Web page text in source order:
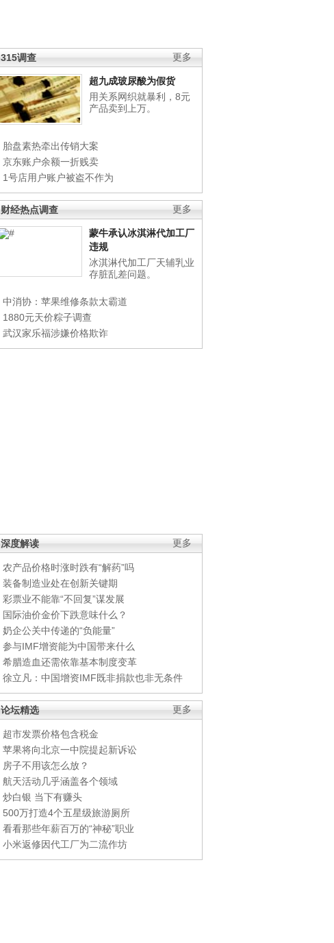
更多
315调查
超九成玻尿酸为假货
用关系网织就暴利，8元
产品卖到上万。
胎盘素热牵出传销大案
京东账户余额一折贱卖
1号店用户账户被盗不作为
更多
财经热点调查
蒙牛承认冰淇淋代加工厂
违规
冰淇淋代加工厂天辅乳业
存脏乱差问题。
中消协：苹果维修条款太霸道
1880元天价粽子调查
武汉家乐福涉嫌价格欺诈
更多
深度解读
农产品价格时涨时跌有“解药”吗
装备制造业处在创新关键期
彩票业不能靠“不回复”谋发展
国际油价金价下跌意味什么？
奶企公关中传递的“负能量”
参与IMF增资能为中国带来什么
希腊造血还需依靠基本制度变革
徐立凡：中国增资IMF既非捐款也非无条件
更多
论坛精选
超市发票价格包含税金
苹果将向北京一中院提起新诉讼
房子不用该怎么放？
航天活动几乎涵盖各个领域
炒白银 当下有赚头
500万打造4个五星级旅游厕所
看看那些年薪百万的“神秘”职业
小米返修因代工厂为二流作坊